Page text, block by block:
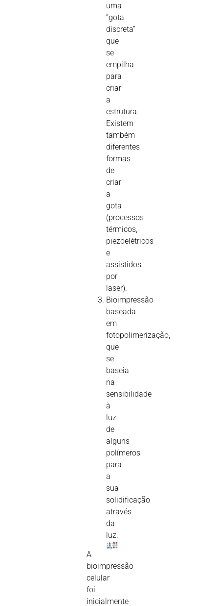
uma
“gota
discreta”
que
se
empilha
para
criar
a
estrutura.
Existem
também
diferentes
formas
de
criar
a
gota
(processos
térmicos,
piezoelétricos
e
assistidos
por
laser).
Bioimpressão
baseada
em
fotopolimerização,
que
se
baseia
na
sensibilidade
à
luz
de
alguns
polímeros
para
a
sua
solidificação
através
da
luz.
A
bioimpressão
celular
foi
inicialmente